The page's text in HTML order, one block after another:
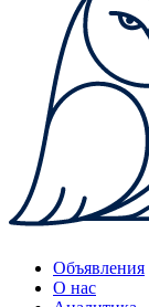
Объявления
О нас